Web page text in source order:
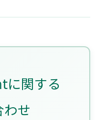
に関する
わせ